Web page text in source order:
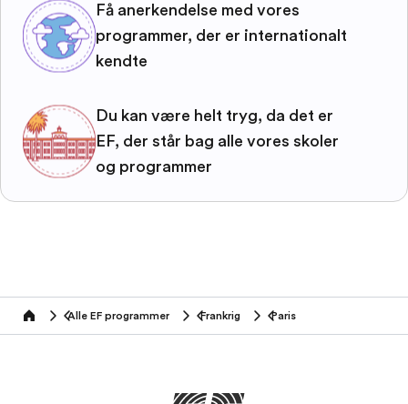
Få anerkendelse med vores
programmer, der er internationalt
kendte
Du kan være helt tryg, da det er
EF, der står bag alle vores skoler
og programmer
home Alle EF programmer Frankrig Paris